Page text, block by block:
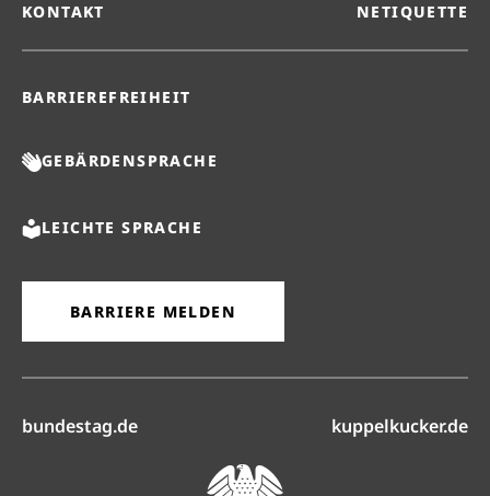
KONTAKT NETIQUETTE
BARRIEREFREIHEIT
GEBÄRDENSPRACHE
LEICHTE SPRACHE
BARRIERE MELDEN
bundestag.de(öffnet in neuem Reiter)kuppelkucker.de